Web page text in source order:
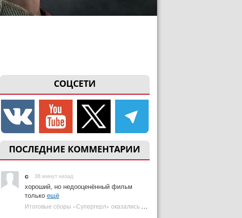
СОЦСЕТИ
ПОСЛЕДНИЕ КОММЕНТАРИИ
с 38 минут назад
хороший, но недооценённый фильм
только ещё
Итоговые сборы «Супергерл» оказались худшими для DC за два десятилетия | Plugged In Ru